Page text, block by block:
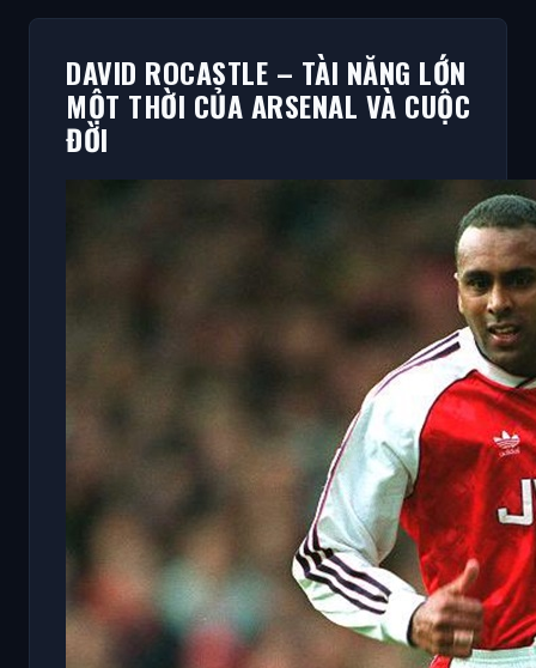
DAVID ROCASTLE – TÀI NĂNG LỚN
MỘT THỜI CỦA ARSENAL VÀ CUỘC
ĐỜI